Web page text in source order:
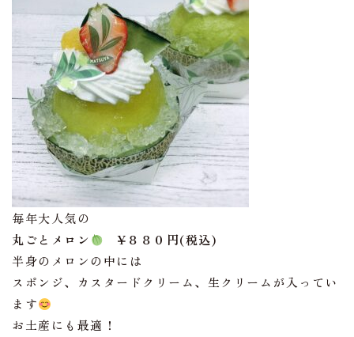
毎年大人気の
丸ごとメロン
¥８８０円(税込)
半身のメロンの中には
スポンジ、カスタードクリーム、生クリームが入ってい
ます
お土産にも最適！